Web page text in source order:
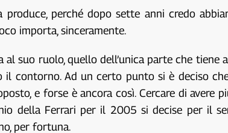
perché dopo sette anni credo
importa, sinceramente.
suo ruolo, quello dell’unica parte che
contorno. Ad un certo punto si è deciso
e forse è ancora così. Cercare di avere
della Ferrari per il 2005 si decise per il
per fortuna.